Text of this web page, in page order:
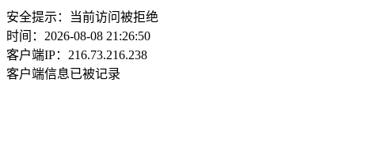
安全提示：当前访问被拒绝
时间：2026-08-08 21:26:50
客户端IP：216.73.216.238
客户端信息已被记录